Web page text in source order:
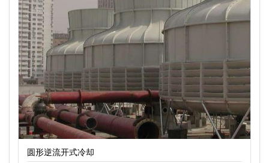
圆形逆流开式冷却